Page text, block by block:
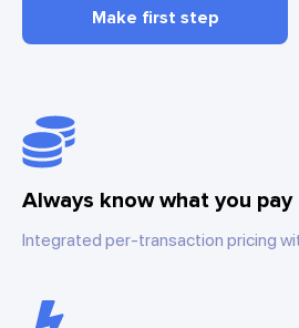
Make first step
Always know what you pay
Integrated per-transaction pricing